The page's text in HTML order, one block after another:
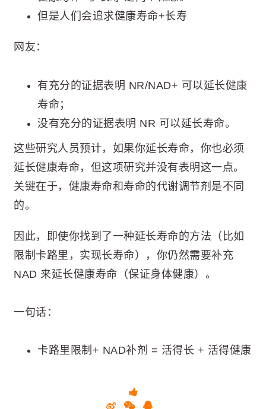
但是人们会追求健康寿命+长寿
网友：
有充分的证据表明 NR/NAD+ 可以延长健康
寿命；
没有充分的证据表明 NR 可以延长寿命。
这些研究人员预计，如果你延长寿命，你也必须
延长健康寿命，但这项研究并没有表明这一点。
关键在于，健康寿命和寿命的代谢调节剂是不同
的。
因此，即使你找到了一种延长寿命的方法（比如
限制卡路里，实现长寿命），你仍然需要补充
NAD 来延长健康寿命（保证身体健康）。
一句话：
卡路里限制+ NAD补剂 = 活得长 + 活得健康